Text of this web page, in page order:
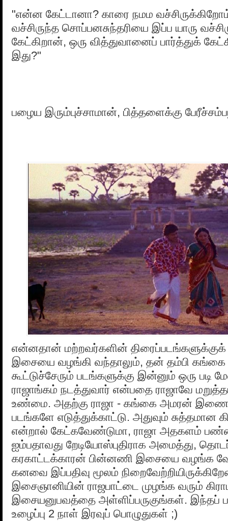
"என்ன கேட்டானா? காரை நமம
வச்சிருந்த சொப்பனசுந்தரியை இப்ப யாரு
கேட்கிறான், ஒரு வித்துவானைப் பார்த்துக்
இது?"
பழைய இரும்புச்சாமான், பித்தளைக்கு
என்னதான் மற்றவர்களின்
இசையை வழங்கி வந்தாலும், தன் தம்பி
கூட்டுச்சேரும் படங்களுக்கு இன்னும் ஒரு படி
ராஜாங்கம் நடத்துவார் என்பதை ராஜாவே
உண்மை. அதற்கு ராஜா - கங்கை அமரன்
படங்களே எடுத்துக்காட்டு. அதுவும் சுத்தமான
என்றால் கேட்கவேண்டுமா, ராஜா அதகளம்
ஐம்பதாவது றேடியோஸ்புதிராக அமைத்து,
கரகாட்டக்காரன் பின்னணி இசையை வழங்க
கனவை இப்பதிவு மூலம்
இசைஞானியின் ராஜபாட்டை முழங்க வரும்
இசையனுபவத்தை அள்ளிப்பருகுங்கள். இந்தப்
உழைப்பு 2 நாள் இரவுப் பொழுதுகள் ;)